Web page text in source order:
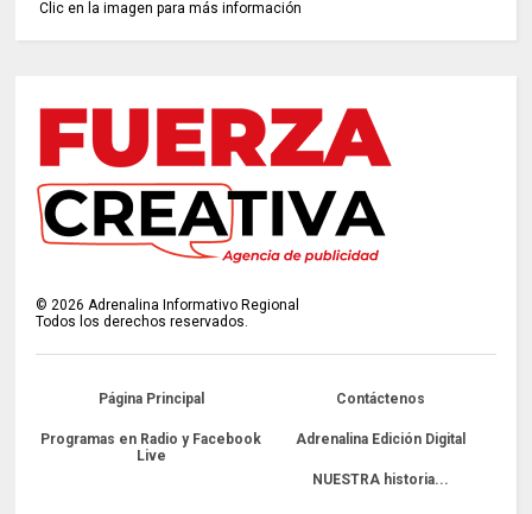
Clic en la imagen para más información
©2026 Adrenalina Informativo Regional
Todos los derechos reservados.
Página Principal Contáctenos
Programas en Radio y Facebook
Live
Adrenalina Edición Digital
NUESTRA historia...